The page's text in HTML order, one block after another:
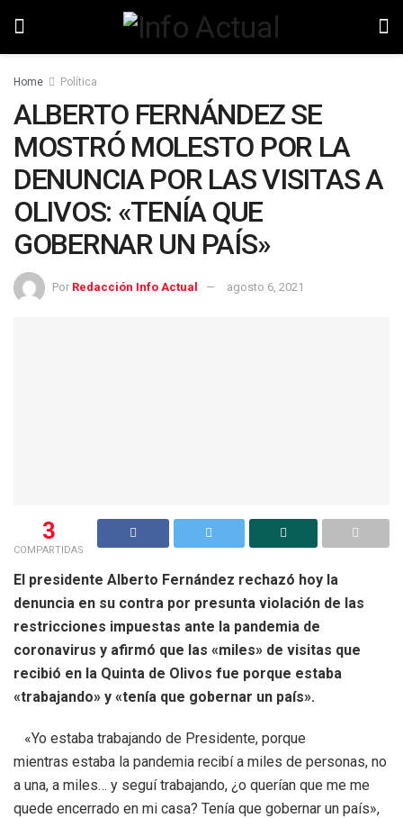
Home Política
ALBERTO FERNÁNDEZ SE
MOSTRÓ MOLESTO POR LA
DENUNCIA POR LAS VISITAS A
OLIVOS: «TENÍA QUE
GOBERNAR UN PAÍS»
Por Redacción Info Actual agosto 6, 2021
3
COMPARTIDAS
El presidente Alberto Fernández rechazó hoy la
denuncia en su contra por presunta violación de las
restricciones impuestas ante la pandemia de
coronavirus y afirmó que las «miles» de visitas que
recibió en la Quinta de Olivos fue porque estaba
«trabajando» y «tenía que gobernar un país».
«Yo estaba trabajando de Presidente, porque
mientras estaba la pandemia recibí a miles de personas, no
a una, a miles… y seguí trabajando, ¿o querían que me me
quede encerrado en mi casa? Tenía que gobernar un país»,